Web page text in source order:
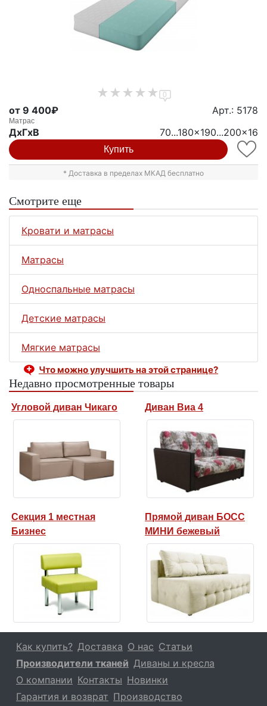
0
от 9 400₽ Арт.: 5178
Матрас
ДxГxВ 70...180x190...200x16
Купить
* Доставка в пределах МКАД бесплатно
Смотрите еще
Кровати и матрасы
Матрасы
Односпальные матрасы
Детские матрасы
Мягкие матрасы
Что можно улучшить на этой странице?
Недавно просмотренные товары
Угловой диван Чикаго Диван Виа 4
Секция 1 местная
Бизнес
Прямой диван БОСС
МИНИ бежевый
Как купить? Доставка О нас Статьи
Производители тканей Диваны и кресла
О компании Контакты Новинки
Гарантия и возврат Производство